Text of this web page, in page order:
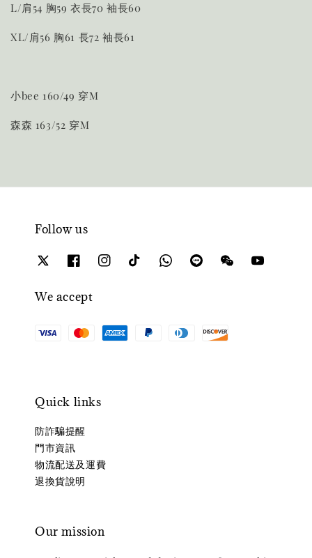
L/肩54 胸59 衣長70 袖長60
XL/肩56 胸61 長72 袖長61
小bee 160/49 穿M
森森 163/52 穿M
Follow us
We accept
Quick links
防詐騙提醒
門市資訊
物流配送及運費
退換貨說明
Our mission